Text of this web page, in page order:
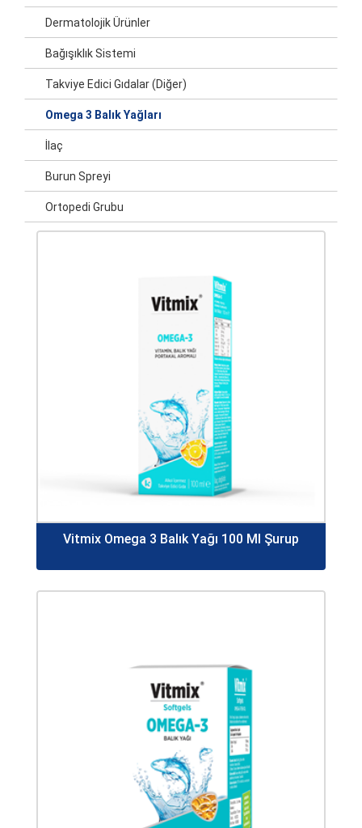
Dermatolojik Ürünler
Bağışıklık Sistemi
Takviye Edici Gıdalar (Diğer)
Omega 3 Balık Yağları
İlaç
Burun Spreyi
Ortopedi Grubu
Vitmix Omega 3 Balık Yağı 100 Ml Şurup